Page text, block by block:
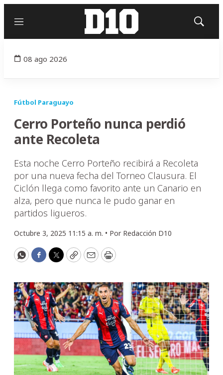
Menú
Mostrar
08 ago 2026
Fútbol Paraguayo
Cerro Porteño nunca perdió
ante Recoleta
Esta noche Cerro Porteño recibirá a Recoleta
por una nueva fecha del Torneo Clausura. El
Ciclón llega como favorito ante un Canario en
alza, pero que nunca le pudo ganar en
partidos ligueros.
Octubre 3, 2025 11:15 a. m. • Por Redacción D10
WhatsApp
Facebook
Twitter
CopyEmailPrint